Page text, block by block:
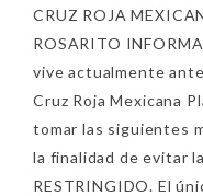
CRUZ ROJA
ROSARITO
vive actualmente
Cruz Roja Mexicana
tomar las siguientes
la finalidad de evitar
RESTRINGIDO. El